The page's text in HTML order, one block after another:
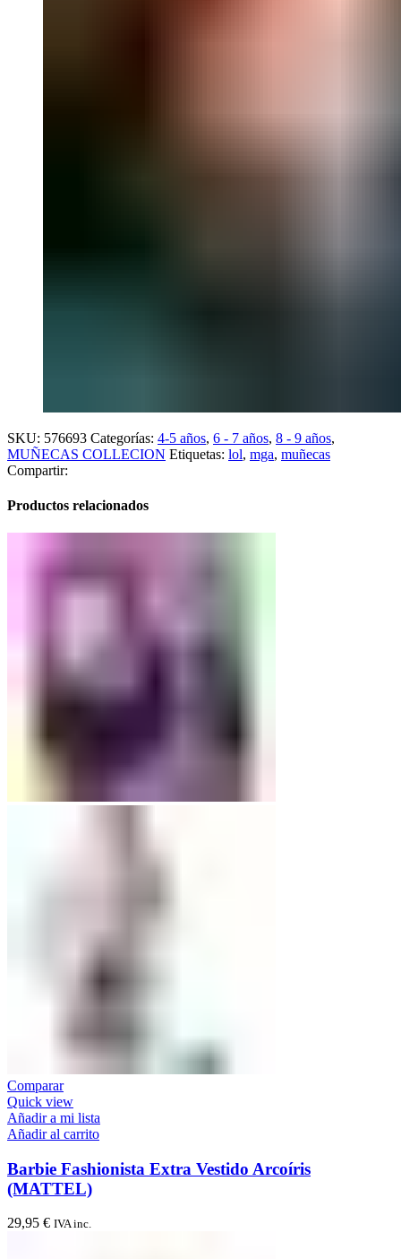
SKU: 576693 Categorías: 4-5 años, 6 - 7 años, 8 - 9 años,
MUÑECAS COLLECION Etiquetas: lol, mga, muñecas
Compartir:
Productos relacionados
Comparar
Quick view
Añadir a mi lista
Añadir al carrito
Barbie Fashionista Extra Vestido Arcoíris
(MATTEL)
29,95 € IVA inc.